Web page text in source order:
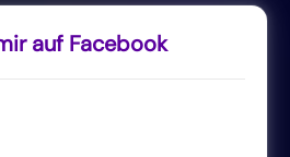
auf Facebook